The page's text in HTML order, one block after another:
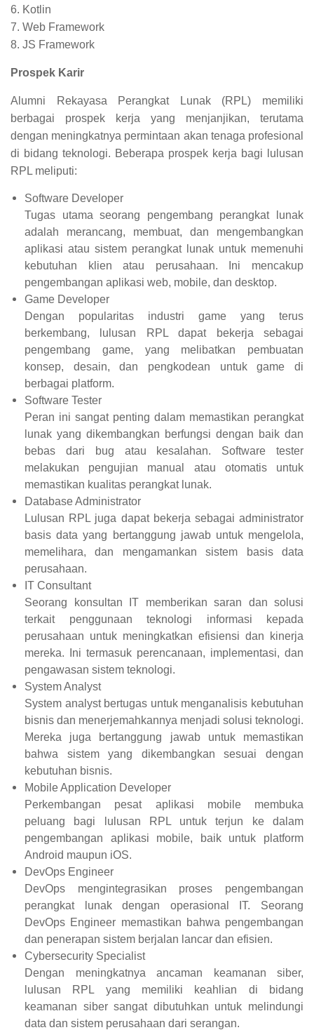
6. Kotlin
7. Web Framework
8. JS Framework
Prospek Karir
Alumni Rekayasa Perangkat Lunak (RPL) memiliki
berbagai prospek kerja yang menjanjikan, terutama
dengan meningkatnya permintaan akan tenaga profesional
di bidang teknologi. Beberapa prospek kerja bagi lulusan
RPL meliputi:
Software Developer
Tugas utama seorang pengembang perangkat lunak
adalah merancang, membuat, dan mengembangkan
aplikasi atau sistem perangkat lunak untuk memenuhi
kebutuhan klien atau perusahaan. Ini mencakup
pengembangan aplikasi web, mobile, dan desktop.
Game Developer
Dengan popularitas industri game yang terus
berkembang, lulusan RPL dapat bekerja sebagai
pengembang game, yang melibatkan pembuatan
konsep, desain, dan pengkodean untuk game di
berbagai platform.
Software Tester
Peran ini sangat penting dalam memastikan perangkat
lunak yang dikembangkan berfungsi dengan baik dan
bebas dari bug atau kesalahan. Software tester
melakukan pengujian manual atau otomatis untuk
memastikan kualitas perangkat lunak.
Database Administrator
Lulusan RPL juga dapat bekerja sebagai administrator
basis data yang bertanggung jawab untuk mengelola,
memelihara, dan mengamankan sistem basis data
perusahaan.
IT Consultant
Seorang konsultan IT memberikan saran dan solusi
terkait penggunaan teknologi informasi kepada
perusahaan untuk meningkatkan efisiensi dan kinerja
mereka. Ini termasuk perencanaan, implementasi, dan
pengawasan sistem teknologi.
System Analyst
System analyst bertugas untuk menganalisis kebutuhan
bisnis dan menerjemahkannya menjadi solusi teknologi.
Mereka juga bertanggung jawab untuk memastikan
bahwa sistem yang dikembangkan sesuai dengan
kebutuhan bisnis.
Mobile Application Developer
Perkembangan pesat aplikasi mobile membuka
peluang bagi lulusan RPL untuk terjun ke dalam
pengembangan aplikasi mobile, baik untuk platform
Android maupun iOS.
DevOps Engineer
DevOps mengintegrasikan proses pengembangan
perangkat lunak dengan operasional IT. Seorang
DevOps Engineer memastikan bahwa pengembangan
dan penerapan sistem berjalan lancar dan efisien.
Cybersecurity Specialist
Dengan meningkatnya ancaman keamanan siber,
lulusan RPL yang memiliki keahlian di bidang
keamanan siber sangat dibutuhkan untuk melindungi
data dan sistem perusahaan dari serangan.